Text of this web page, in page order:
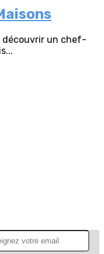
découvrir un chef-